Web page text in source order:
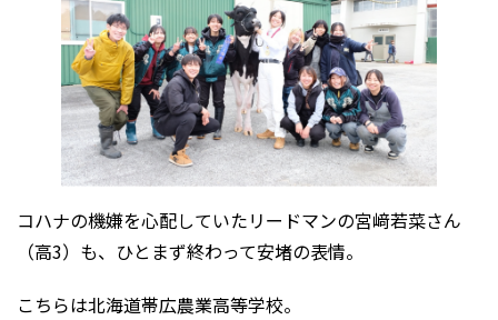
コハナの機嫌を心配していたリードマンの宮﨑若菜さん
（高3）も、ひとまず終わって安堵の表情。
こちらは北海道帯広農業高等学校。